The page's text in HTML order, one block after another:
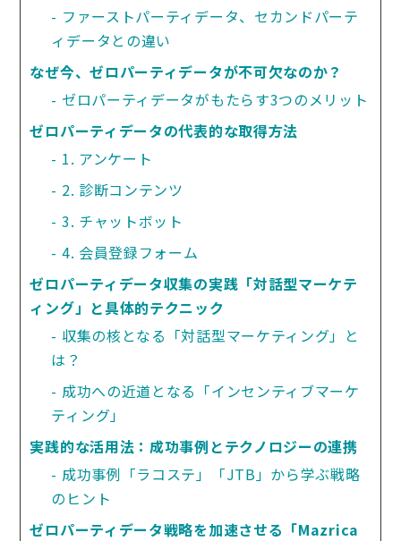
ファーストパーティデータ、セカンドパーテ
ィデータとの違い
なぜ今、ゼロパーティデータが不可欠なのか？
ゼロパーティデータがもたらす3つのメリット
ゼロパーティデータの代表的な取得方法
1. アンケート
2. 診断コンテンツ
3. チャットボット
4. 会員登録フォーム
ゼロパーティデータ収集の実践「対話型マーケテ
ィング」と具体的テクニック
収集の核となる「対話型マーケティング」と
は？
成功への近道となる「インセンティブマーケ
ティング」
実践的な活用法：成功事例とテクノロジーの連携
成功事例「ラコステ」「JTB」から学ぶ戦略
のヒント
ゼロパーティデータ戦略を加速させる「Mazrica